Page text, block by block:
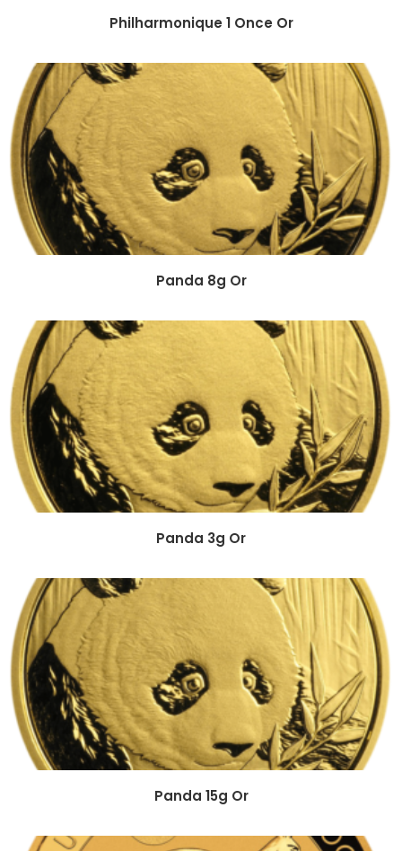
Philharmonique 1 Once Or
Panda 8g Or
Panda 3g Or
Panda 15g Or